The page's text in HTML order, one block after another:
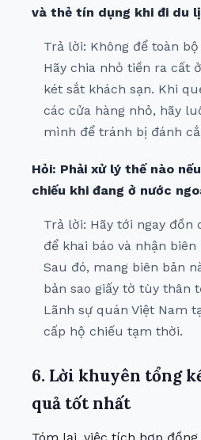
và thẻ tín dụng khi đi du
Trả lời: Không để toàn
Hãy chia nhỏ tiền ra cất
két sắt khách sạn. Khi
các cửa hàng nhỏ, hãy
mình để tránh bị đánh
Hỏi: Phải xử lý thế nào
chiếu khi đang ở nước
Trả lời: Hãy tới ngay đồn
để khai báo và nhận
Sau đó, mang biên bản
bản sao giấy tờ tùy thân
Lãnh sự quán Việt Nam
cấp hộ chiếu tạm thời.
6. Lời khuyên tổng
quả tốt nhất